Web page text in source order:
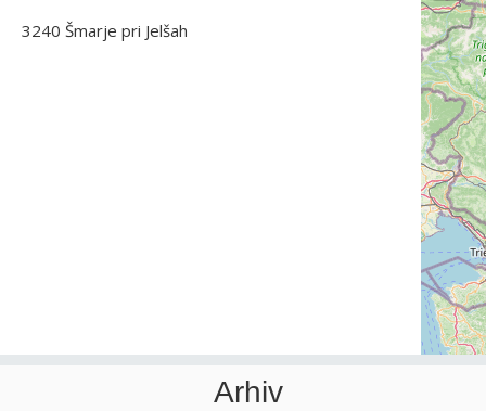
3240 Šmarje pri Jelšah
Arhiv